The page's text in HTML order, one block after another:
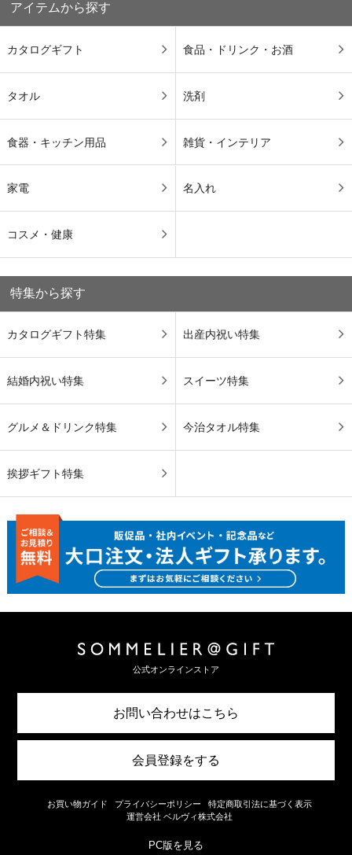
アイテムから探す
カタログギフト 食品・ドリンク・お酒
タオル 洗剤
食器・キッチン用品 雑貨・インテリア
家電 名入れ
コスメ・健康
特集から探す
カタログギフト特集 出産内祝い特集
結婚内祝い特集 スイーツ特集
グルメ＆ドリンク特集 今治タオル特集
挨拶ギフト特集
公式オンラインストア
お問い合わせはこちら
会員登録をする
お買い物ガイド プライバシーポリシー
特定商取引法に基づく表示
運営会社 ベルヴィ株式会社
PC版を見る